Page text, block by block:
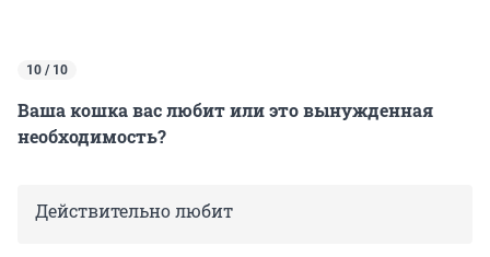
10 / 10
Ваша кошка вас любит или это вынужденная
необходимость?
Действительно любит